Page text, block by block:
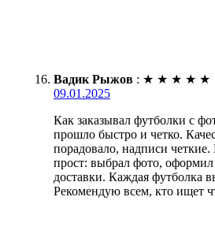
Вадик Рыжов : ★ ★ ★ ★ ★
09.01.2025
Как заказывал футболки с
прошло быстро и четко.
порадовало, надписи
прост: выбрал фото, оформил
доставки. Каждая футболка
Рекомендую всем, кто ищет